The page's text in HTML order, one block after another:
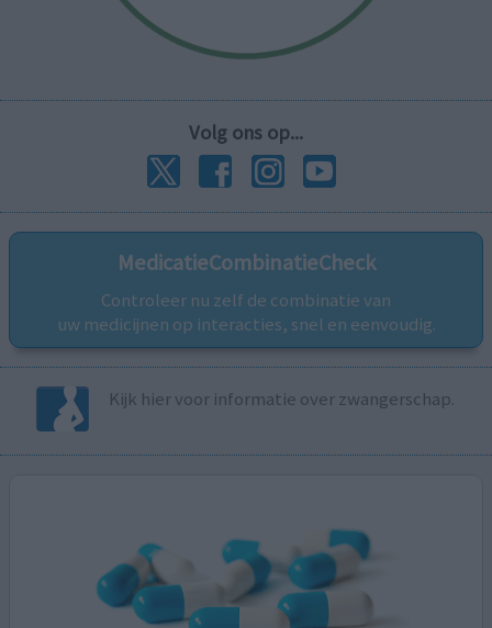
Volg ons op...
MedicatieCombinatieCheck
Controleer nu zelf de combinatie van
uw medicijnen op interacties, snel en eenvoudig.
Kijk hier voor informatie over zwangerschap.